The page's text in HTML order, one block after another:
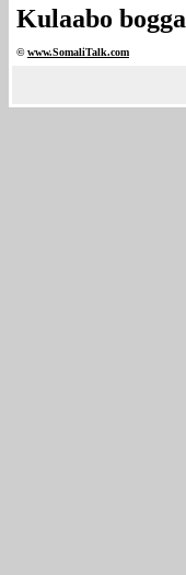
Kulaabo bogga
©www.SomaliTalk.com